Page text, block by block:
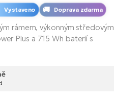
Doprava zdarma
Vystaveno
rámem, výkonným středovým
Plus a 715 Wh baterií s